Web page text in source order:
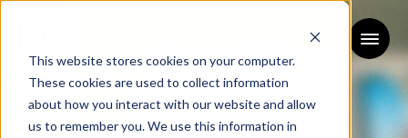
This website stores cookies on your computer.
These cookies are used to collect information
about how you interact with our website and allow
us to remember you. We use this information in